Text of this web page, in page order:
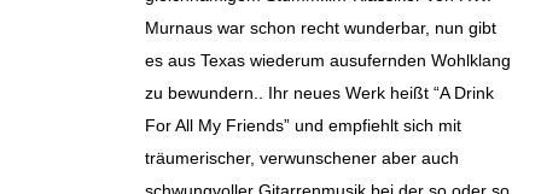
Murnaus war schon recht wunderbar, nun gibt
es aus Texas wiederum ausufernden Wohlklang
zu bewundern.. Ihr neues Werk heißt “A Drink
For All My Friends” und empfiehlt sich mit
träumerischer, verwunschener aber auch